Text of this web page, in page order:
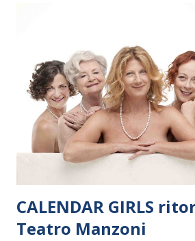
“Settembre dell’Accademia” dove si
consecutivo. Il pubblico milanese avrà il
giovani artisti della Baltic Sea Youth
volta. L’orchestra, fondata nel 2008 da
da un prestigioso consiglio di consulent...
CALENDAR GIRLS
Teatro Manzoni